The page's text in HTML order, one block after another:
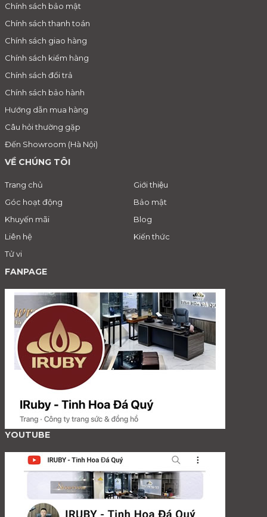
Chính sách bảo mật
Chính sách thanh toán
Chính sách giao hàng
Chính sách kiểm hàng
Chính sách đổi trả
Chính sách bảo hành
Hướng dẫn mua hàng
Câu hỏi thường gặp
Đến Showroom (Hà Nội)
VỀ CHÚNG TÔI
Trang chủ
Giới thiệu
Góc hoạt động
Bảo mật
Khuyến mãi
Blog
Liên hệ
Kiến thức
Tử vi
FANPAGE
YOUTUBE